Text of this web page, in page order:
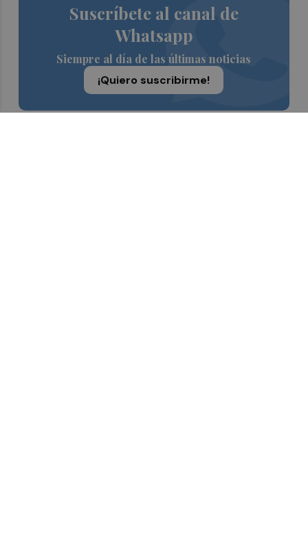
Suscríbete al canal de
Whatsapp
Siempre al día de las últimas noticias
¡Quiero suscribirme!